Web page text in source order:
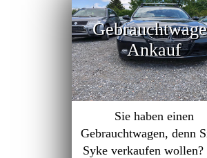
Ankauf
Sie haben einen
Gebrauchtwagen, denn
Syke verkaufen